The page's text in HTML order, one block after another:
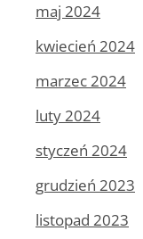
maj 2024
kwiecień 2024
marzec 2024
luty 2024
styczeń 2024
grudzień 2023
listopad 2023